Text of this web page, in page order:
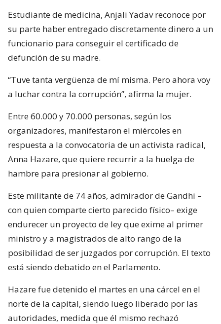
Estudiante de medicina, Anjali Yadav reconoce por
su parte haber entregado discretamente dinero a un
funcionario para conseguir el certificado de
defunción de su madre.
“Tuve tanta vergüenza de mí misma. Pero ahora voy
a luchar contra la corrupción”, afirma la mujer.
Entre 60.000 y 70.000 personas, según los
organizadores, manifestaron el miércoles en
respuesta a la convocatoria de un activista radical,
Anna Hazare, que quiere recurrir a la huelga de
hambre para presionar al gobierno.
Este militante de 74 años, admirador de Gandhi –
con quien comparte cierto parecido físico– exige
endurecer un proyecto de ley que exime al primer
ministro y a magistrados de alto rango de la
posibilidad de ser juzgados por corrupción. El texto
está siendo debatido en el Parlamento.
Hazare fue detenido el martes en una cárcel en el
norte de la capital, siendo luego liberado por las
autoridades, medida que él mismo rechazó